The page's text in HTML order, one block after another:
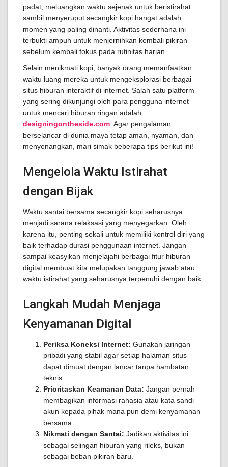
padat, meluangkan waktu sejenak untuk beristirahat
sambil menyeruput secangkir kopi hangat adalah
momen yang paling dinanti. Aktivitas sederhana ini
terbukti ampuh untuk menjernihkan kembali pikiran
sebelum kembali fokus pada rutinitas harian.
Selain menikmati kopi, banyak orang memanfaatkan
waktu luang mereka untuk mengeksplorasi berbagai
situs hiburan interaktif di internet. Salah satu platform
yang sering dikunjungi oleh para pengguna internet
untuk mencari hiburan ringan adalah
designingontheside.com . Agar pengalaman
berselancar di dunia maya tetap aman, nyaman, dan
menyenangkan, mari simak beberapa tips berikut ini!
Mengelola Waktu Istirahat
dengan Bijak
Waktu santai bersama secangkir kopi seharusnya
menjadi sarana relaksasi yang menyegarkan. Oleh
karena itu, penting sekali untuk memiliki kontrol diri yang
baik terhadap durasi penggunaan internet. Jangan
sampai keasyikan menjelajahi berbagai fitur hiburan
digital membuat kita melupakan tanggung jawab atau
waktu istirahat yang seharusnya terpenuhi dengan baik.
Langkah Mudah Menjaga
Kenyamanan Digital
Periksa Koneksi Internet: Gunakan jaringan
pribadi yang stabil agar setiap halaman situs
dapat dimuat dengan lancar tanpa hambatan
teknis.
Prioritaskan Keamanan Data: Jangan pernah
membagikan informasi rahasia atau kata sandi
akun kepada pihak mana pun demi kenyamanan
bersama.
Nikmati dengan Santai: Jadikan aktivitas ini
sebagai selingan hiburan yang rileks, bukan
sebagai beban pikiran baru.